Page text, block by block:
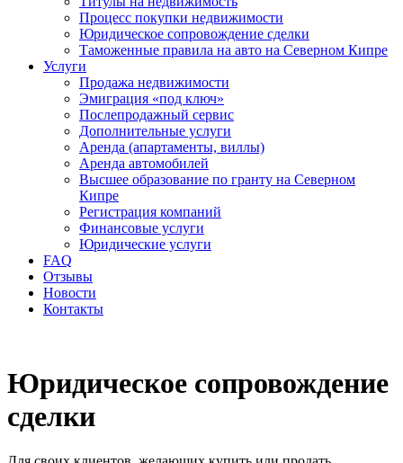
Процесс покупки недвижимости
Юридическое сопровождение сделки
Таможенные правила на авто на Северном Кипре
Услуги
Продажа недвижимости
Эмиграция «под ключ»
Послепродажный сервис
Дополнительные услуги
Аренда (апартаменты, виллы)
Аренда автомобилей
Высшее образование по гранту на Северном
Кипре
Регистрация компаний
Финансовые услуги
Юридические услуги
FAQ
Отзывы
Новости
Контакты
Юридическое сопровождение
сделки